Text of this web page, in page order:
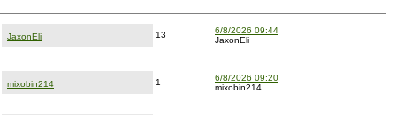
JaxonEli 13
6/8/2026 09:44
JaxonEli
mixobin214 1
6/8/2026 09:20
mixobin214